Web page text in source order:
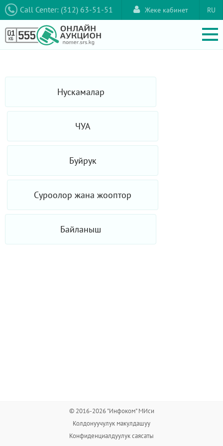
Call Center: (312) 63-51-51 RU
Жеке кабинет
Нускамалар
ЧУА
Буйрук
Суроолор жана жооптор
Байланыш
© 2016-2026 "Инфоком" МИси
Колдонуучулук макулдашуу
Конфиденциалдуулук саясаты